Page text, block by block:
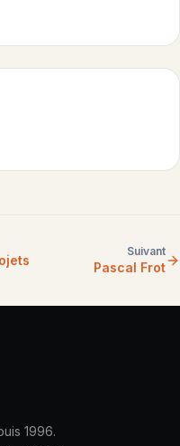
Suivant
Pascal Frot
1996.